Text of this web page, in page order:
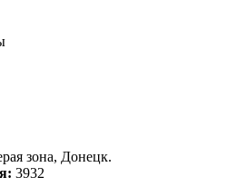
зона, Донецк.
3932